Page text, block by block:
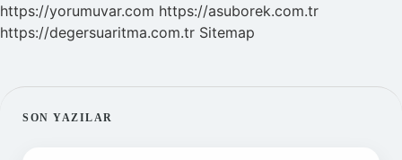
https://yorumuvar.com https://asuborek.com.tr
https://degersuaritma.com.tr Sitemap
SIDEBAR
SON YAZILAR